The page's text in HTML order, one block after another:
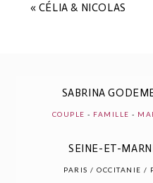
Les champs
POST COMMENT
« CÉLIA & NICOLAS
SABRINA
COUPLE - FAMILLE -
SEINE-ET-
PARIS / OCCITANIE /